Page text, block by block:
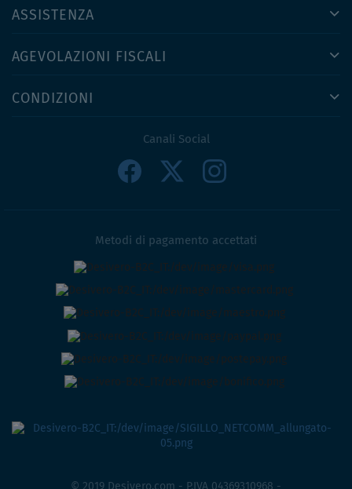
ASSISTENZA
AGEVOLAZIONI FISCALI
CONDIZIONI
Canali Social
Metodi di pagamento accettati
© 2019 Desivero.com - P.IVA 04369310968 -